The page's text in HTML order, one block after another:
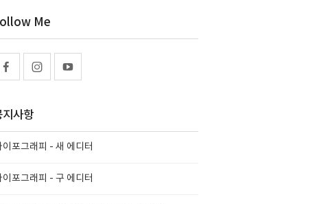
Me
지사항
이포그래피 - 새 에디터
이포그래피 - 구 에디터